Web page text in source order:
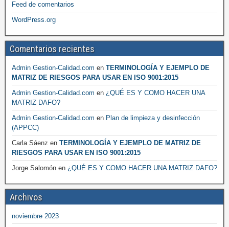
Feed de comentarios
WordPress.org
Comentarios recientes
Admin Gestion-Calidad.com en TERMINOLOGÍA Y EJEMPLO DE
MATRIZ DE RIESGOS PARA USAR EN ISO 9001:2015
Admin Gestion-Calidad.com en ¿QUÉ ES Y COMO HACER UNA
MATRIZ DAFO?
Admin Gestion-Calidad.com en Plan de limpieza y desinfección
(APPCC)
Carla Sáenz en TERMINOLOGÍA Y EJEMPLO DE MATRIZ DE
RIESGOS PARA USAR EN ISO 9001:2015
Jorge Salomón en ¿QUÉ ES Y COMO HACER UNA MATRIZ DAFO?
Archivos
noviembre 2023